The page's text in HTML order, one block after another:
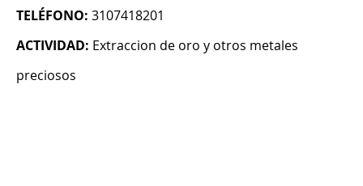
TELÉFONO: 3107418201
ACTIVIDAD: Extraccion de oro y otros metales
preciosos